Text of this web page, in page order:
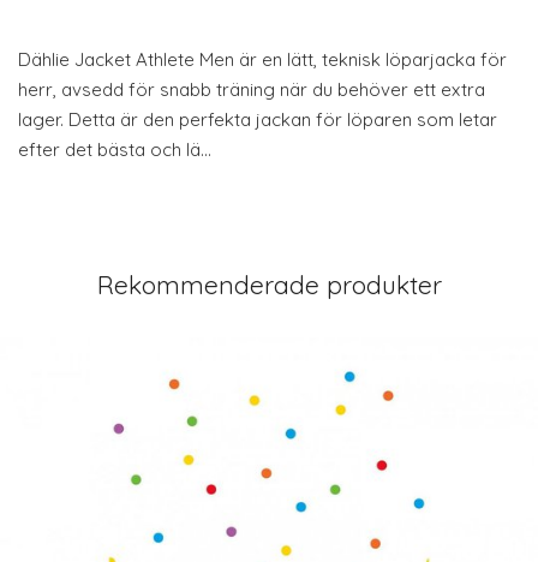
Dählie Jacket Athlete Men är en lätt, teknisk löparjacka för
herr, avsedd för snabb träning när du behöver ett extra
lager. Detta är den perfekta jackan för löparen som letar
efter det bästa och lä…
Rekommenderade produkter